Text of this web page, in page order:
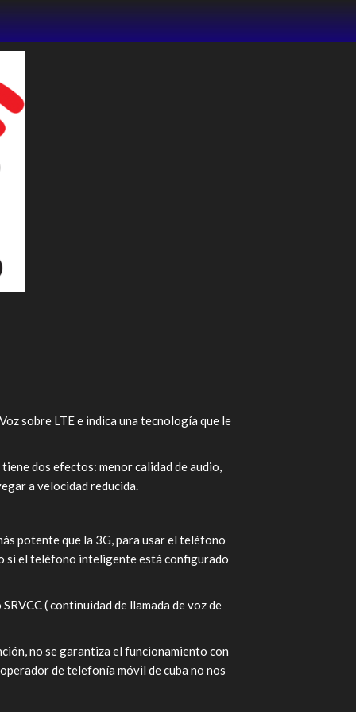
sobre LTE e indica una tecnología que le
dos efectos: menor calidad de audio,
a velocidad reducida.
potente que la 3G, para usar el teléfono
si el teléfono inteligente está configurado
( continuidad de llamada de voz de
no se garantiza el funcionamiento con
de telefonía móvil de cuba no nos